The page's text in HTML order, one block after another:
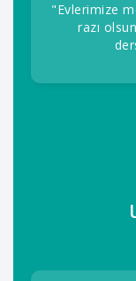
"Evlerimize
razı